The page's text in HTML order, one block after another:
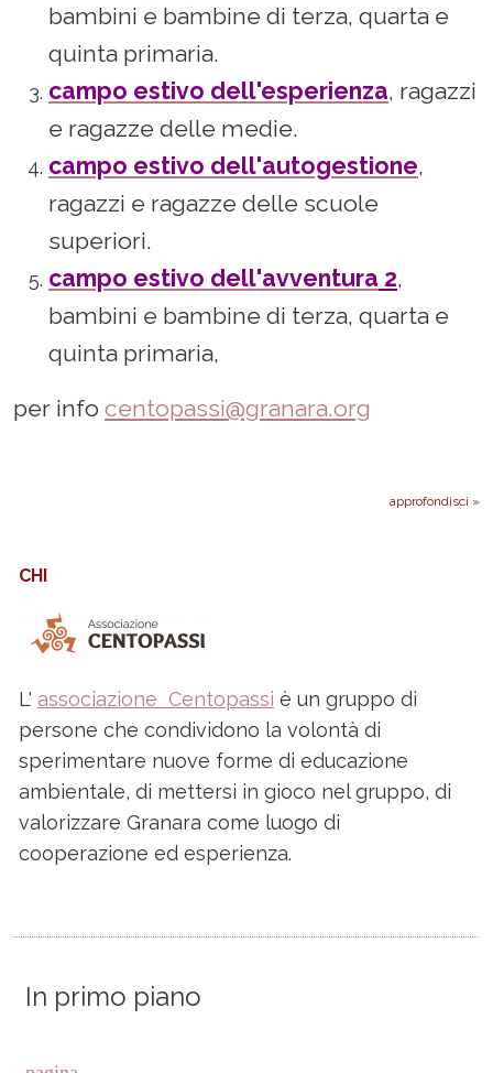
bambini e bambine di terza, quarta e
quinta primaria.
campo estivo dell'esperienza, ragazzi
e ragazze delle medie.
campo estivo dell'autogestione,
ragazzi e ragazze delle scuole
superiori.
campo estivo dell'avventura 2,
bambini e bambine di terza, quarta e
quinta primaria,
per info centopassi@granara.org
approfondisci »
CHI
L' associazione Centopassi è un gruppo di
persone che condividono la volontà di
sperimentare nuove forme di educazione
ambientale, di mettersi in gioco nel gruppo, di
valorizzare Granara come luogo di
cooperazione ed esperienza.
In primo piano